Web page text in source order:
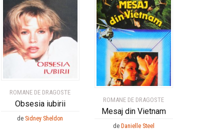
ROMANE DE DRAGOSTE
Obsesia iubirii
de Sidney Sheldon
ROMANE DE DRAGOSTE
Mesaj din Vietnam
de Danielle Steel